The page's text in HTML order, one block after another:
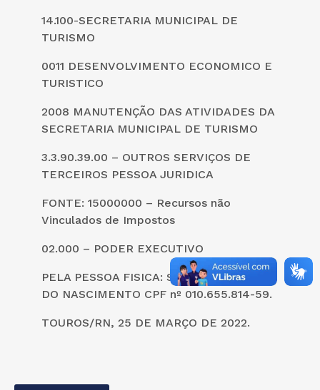
14.100-SECRETARIA MUNICIPAL DE
TURISMO
0011 DESENVOLVIMENTO ECONOMICO E
TURISTICO
2008 MANUTENÇÃO DAS ATIVIDADES DA
SECRETARIA MUNICIPAL DE TURISMO
3.3.90.39.00 – OUTROS SERVIÇOS DE
TERCEIROS PESSOA JURIDICA
FONTE: 15000000 – Recursos não
Vinculados de Impostos
02.000 – PODER EXECUTIVO
PELA PESSOA FISICA: SERGIO ROBERTO
DO NASCIMENTO CPF nº 010.655.814-59.
TOUROS/RN, 25 DE MARÇO DE 2022.